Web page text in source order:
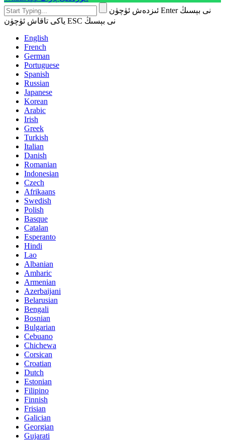
ئىزدەش ئۈچۈن Enter نى بېسىڭ
ياكى تاقاش ئۈچۈن ESC نى بېسىڭ
English
French
German
Portuguese
Spanish
Russian
Japanese
Korean
Arabic
Irish
Greek
Turkish
Italian
Danish
Romanian
Indonesian
Czech
Afrikaans
Swedish
Polish
Basque
Catalan
Esperanto
Hindi
Lao
Albanian
Amharic
Armenian
Azerbaijani
Belarusian
Bengali
Bosnian
Bulgarian
Cebuano
Chichewa
Corsican
Croatian
Dutch
Estonian
Filipino
Finnish
Frisian
Galician
Georgian
Gujarati